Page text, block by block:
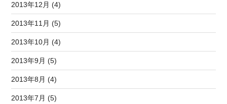
2013年12月 (4)
2013年11月 (5)
2013年10月 (4)
2013年9月 (5)
2013年8月 (4)
2013年7月 (5)